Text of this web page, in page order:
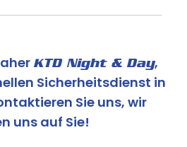
KTD Night & Day,
Sicherheitsdienst in
Sie uns, wir
uns auf Sie!